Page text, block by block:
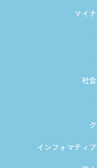
マイ
社
インフォマティ